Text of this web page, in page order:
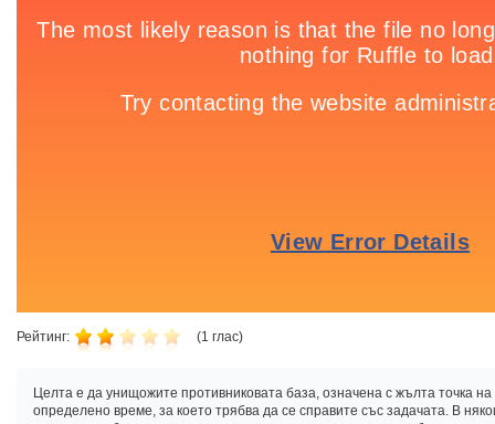
Рейтинг: (1 глас)
Целта е да унищожите противниковата база, означена с жълта точка
определено време, за което трябва да се справите със задачата. В